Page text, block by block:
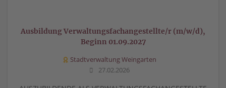
Ausbildung Verwaltungsfachangestellte/r (m/w/d),
Beginn 01.09.2027
Stadtverwaltung Weingarten
27.02.2026